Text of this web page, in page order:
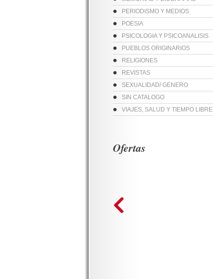
PERIODISMO Y MEDIOS
POESIA
PSICOLOGIA Y PSICOANALISIS
PUEBLOS ORIGINARIOS
RELIGIONES
REVISTAS
SEXUALIDAD/ GENERO
SIN CATALOGO
VIAJES, SALUD Y TIEMPO LIBRE
Ofertas